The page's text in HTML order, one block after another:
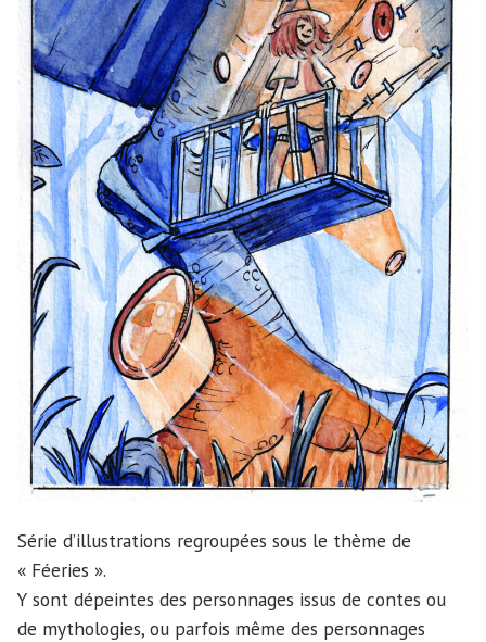
Série d’illustrations regroupées sous le thème de
« Féeries ».
Y sont dépeintes des personnages issus de contes ou
de mythologies, ou parfois même des personnages